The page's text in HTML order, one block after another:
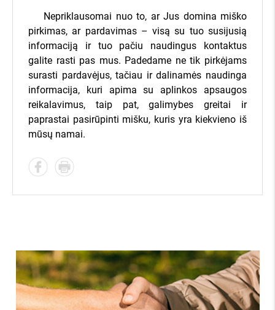
Nepriklausomai nuo to, ar Jus domina miško
pirkimas, ar pardavimas – visą su tuo susijusią
informaciją ir tuo pačiu naudingus kontaktus
galite rasti pas mus. Padedame ne tik pirkėjams
surasti pardavėjus, tačiau ir dalinamės naudinga
informacija, kuri apima su aplinkos apsaugos
reikalavimus, taip pat, galimybes greitai ir
paprastai pasirūpinti mišku, kuris yra kiekvieno iš
mūsų namai.